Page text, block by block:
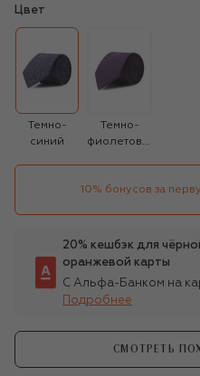
Цвет
Темно-
синий
Темно-
фиолетовый
10% бонусов за
20% кешбэк для
оранжевой карты
С Альфа-Банком на
Подробнее
СМОТРЕТЬ